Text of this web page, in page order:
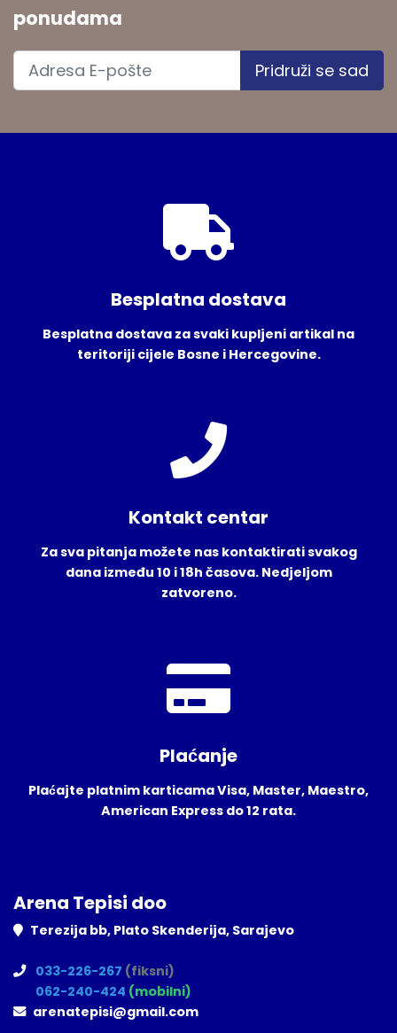
ponudama
Pridruži se sad
Besplatna dostava
Besplatna dostava za svaki kupljeni artikal na
teritoriji cijele Bosne i Hercegovine.
Kontakt centar
Za sva pitanja možete nas kontaktirati svakog
dana između 10 i 18h časova. Nedjeljom
zatvoreno.
Plaćanje
Plaćajte platnim karticama Visa, Master, Maestro,
American Express do 12 rata.
Arena Tepisi doo
Terezija bb, Plato Skenderija, Sarajevo
033-226-267 (fiksni)
062-240-424 (mobilni)
arenatepisi@gmail.com